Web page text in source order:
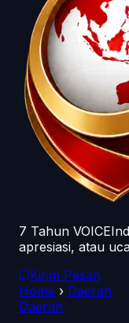
7 Tahun
apresiasi, atau
Kirim Pesan
Home › Daerah
Daerah